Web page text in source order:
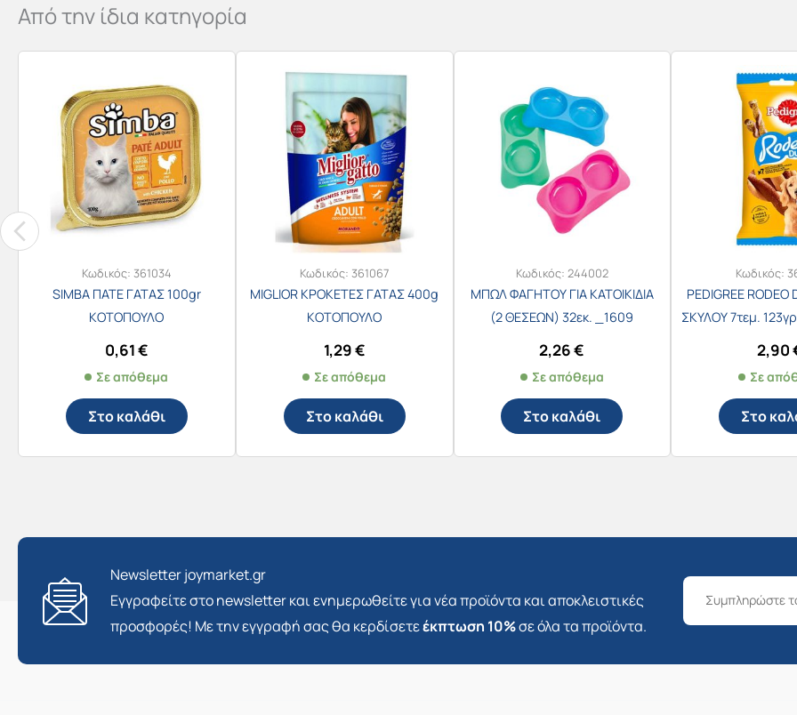
Από την ίδια κατηγορία
Κωδικός: 361034
SIMBA ΠΑΤΕ ΓΑΤΑΣ 100gr
ΚΟΤΟΠΟΥΛΟ
0,61€
Σε απόθεμα
Στο καλάθι
Κωδικός:361067
MIGLIOR ΚΡΟΚΕΤΕΣ ΓΑΤΑΣ 400g
ΚΟΤΟΠΟΥΛΟ
1,29€
Σε απόθεμα
Στο καλάθι
Κωδικός: 244002
ΜΠΩΛ ΦΑΓΗΤΟΥ ΓΙΑ ΚΑΤΟΙΚΙΔΙΑ
(2 ΘΕΣΕΩΝ) 32εκ. _1609
2,26€
Σε απόθεμα
Στο καλάθι
Κωδικός:
PEDIGREE RODEO
ΣΚΥΛΟΥ 7τεμ.
2,90
Σε
Στο
Newsletter joymarket.gr
Εγγραφείτε στο newsletter και ενημερωθείτε για νέα προϊόντα και αποκλειστικές
προσφορές! Με την εγγραφή σας θα κερδίσετεέκπτωση 10%σε όλα τα προϊόντα.